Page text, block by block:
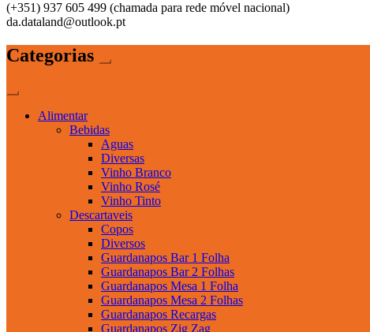
(+351) 937 605 499 (chamada para rede móvel nacional)
da.dataland@outlook.pt
Categorias
Alimentar
Bebidas
Aguas
Diversas
Vinho Branco
Vinho Rosé
Vinho Tinto
Descartaveis
Copos
Diversos
Guardanapos Bar 1 Folha
Guardanapos Bar 2 Folhas
Guardanapos Mesa 1 Folha
Guardanapos Mesa 2 Folhas
Guardanapos Recargas
Guardanapos Zig Zag